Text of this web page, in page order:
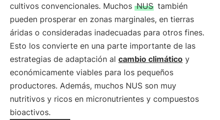
cultivos convencionales. Muchos NUS también
pueden prosperar en zonas marginales, en tierras
áridas o consideradas inadecuadas para otros fines.
Esto los convierte en una parte importante de las
estrategias de adaptación al cambio climático y
económicamente viables para los pequeños
productores. Además, muchos NUS son muy
nutritivos y ricos en micronutrientes y compuestos
bioactivos.